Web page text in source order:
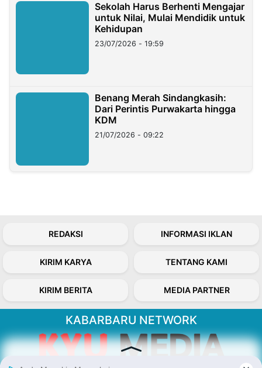
Sekolah Harus Berhenti Mengajar
untuk Nilai, Mulai Mendidik untuk
Kehidupan
23/07/2026 - 19:59
Benang Merah Sindangkasih:
Dari Perintis Purwakarta hingga
KDM
21/07/2026 - 09:22
REDAKSI INFORMASI IKLAN
KIRIM KARYA TENTANG KAMI
KIRIM BERITA MEDIA PARTNER
KABARBARU NETWORK